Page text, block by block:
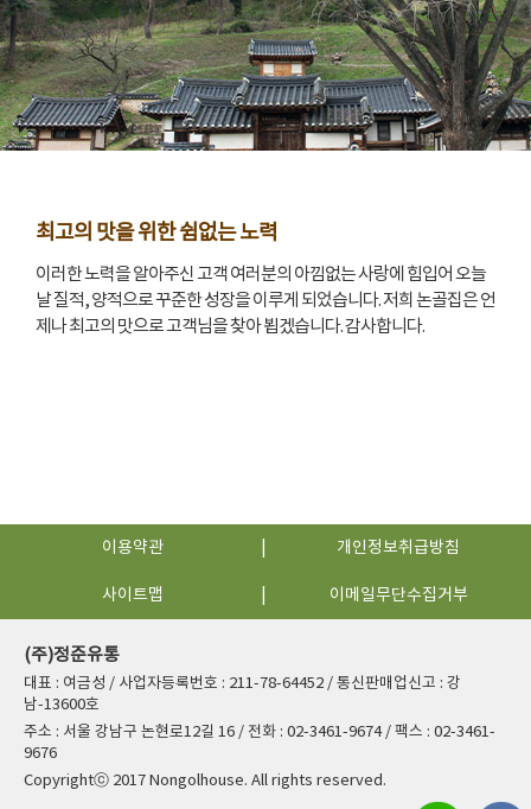
최고의 맛을 위한 쉼없는 노력
이러한 노력을 알아주신 고객 여러분의 아낌없는 사랑에 힘입어 오늘
날 질적, 양적으로 꾸준한 성장을 이루게 되었습니다. 저희 논골집은 언
제나 최고의 맛으로 고객님을 찾아 뵙겠습니다. 감사합니다.
이용약관 개인정보취급방침
사이트맵 이메일무단수집거부
(주)정준유통
대표 : 여금성 / 사업자등록번호 : 211-78-64452 / 통신판매업신고 : 강
남-13600호
주소 : 서울 강남구 논현로12길 16 / 전화 : 02-3461-9674 / 팩스 : 02-3461-
9676
Copyrightⓒ 2017 Nongolhouse. All rights reserved.